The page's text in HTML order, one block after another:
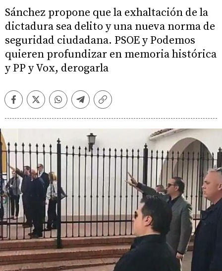
Sánchez propone que la exhaltación de la
dictadura sea delito y una nueva norma de
seguridad ciudadana. PSOE y Podemos
quieren profundizar en memoria histórica
y PP y Vox, derogarla
FacebookTwitterWhatsappTelegramCopiar